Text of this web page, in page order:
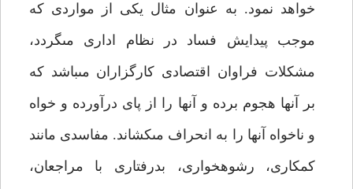
خواهد نمود. به عنوان مثال يكى از مواردى كه
موجب پيدايش فساد در نظام ادارى مى‏گردد،
مشكلات فراوان اقتصادى كارگزاران مى‏باشد كه
بر آن‏ها هجوم برده و آن‏ها را از پاى درآورده و خواه
و ناخواه آن‏ها را به انحراف مى‏كشاند. مفاسدى مانند
كم‏كارى، رشوه‏خوارى، بدرفتارى با مراجعان،